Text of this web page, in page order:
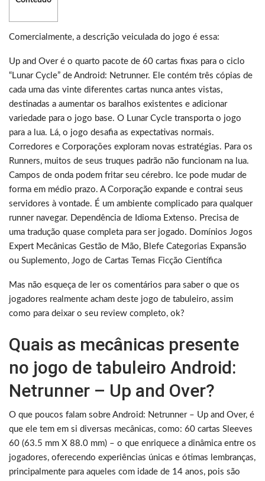
Comercialmente, a descrição veiculada do jogo é essa:
Up and Over é o quarto pacote de 60 cartas fixas para o ciclo
“Lunar Cycle” de Android: Netrunner. Ele contém três cópias de
cada uma das vinte diferentes cartas nunca antes vistas,
destinadas a aumentar os baralhos existentes e adicionar
variedade para o jogo base. O Lunar Cycle transporta o jogo
para a lua. Lá, o jogo desafia as expectativas normais.
Corredores e Corporações exploram novas estratégias. Para os
Runners, muitos de seus truques padrão não funcionam na lua.
Campos de onda podem fritar seu cérebro. Ice pode mudar de
forma em médio prazo. A Corporação expande e contrai seus
servidores à vontade. É um ambiente complicado para qualquer
runner navegar. Dependência de Idioma Extenso. Precisa de
uma tradução quase completa para ser jogado. Domínios Jogos
Expert Mecânicas Gestão de Mão, Blefe Categorias Expansão
ou Suplemento, Jogo de Cartas Temas Ficção Científica
Mas não esqueça de ler os comentários para saber o que os
jogadores realmente acham deste jogo de tabuleiro, assim
como para deixar o seu review completo, ok?
Quais as mecânicas presente
no jogo de tabuleiro Android:
Netrunner – Up and Over?
O que poucos falam sobre Android: Netrunner – Up and Over, é
que ele tem em si diversas mecânicas, como: 60 cartas Sleeves
60 (63.5 mm X 88.0 mm) – o que enriquece a dinâmica entre os
jogadores, oferecendo experiências únicas e ótimas lembranças,
principalmente para aqueles com idade de 14 anos, pois são